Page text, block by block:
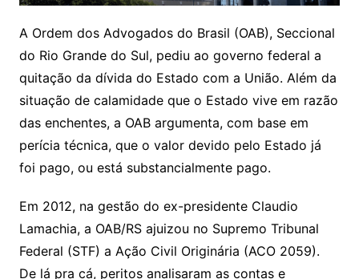
A Ordem dos Advogados do Brasil (OAB), Seccional
do Rio Grande do Sul, pediu ao governo federal a
quitação da dívida do Estado com a União. Além da
situação de calamidade que o Estado vive em razão
das enchentes, a OAB argumenta, com base em
perícia técnica, que o valor devido pelo Estado já
foi pago, ou está substancialmente pago.
Em 2012, na gestão do ex-presidente Claudio
Lamachia, a OAB/RS ajuizou no Supremo Tribunal
Federal (STF) a Ação Civil Originária (ACO 2059).
De lá pra cá, peritos analisaram as contas e